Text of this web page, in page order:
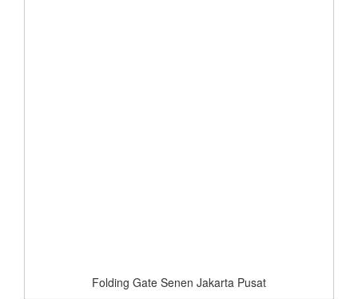
Folding Gate Senen Jakarta Pusat